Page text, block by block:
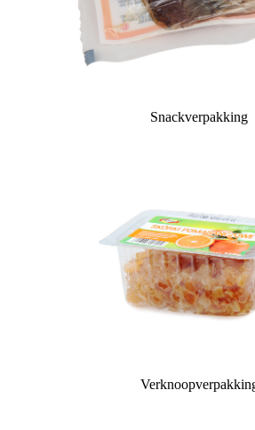
Snackverpakking